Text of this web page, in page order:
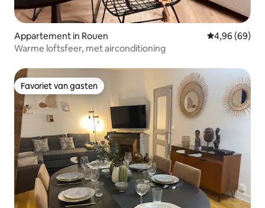
Appartement in Rouen Gemiddelde
4,96 (69)
Warme loftsfeer, met airconditioning
Favoriet van gasten
Favoriet van gasten